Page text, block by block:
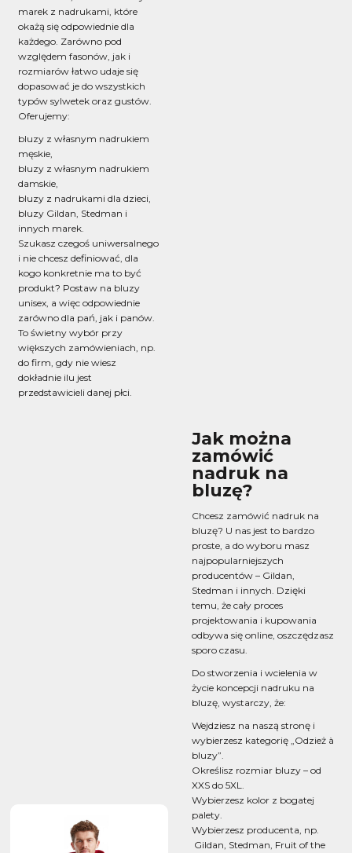
marek z nadrukami, które
okażą się odpowiednie dla
każdego. Zarówno pod
względem fasonów, jak i
rozmiarów łatwo udaje się
dopasować je do wszystkich
typów sylwetek oraz gustów.
Oferujemy:
bluzy z własnym nadrukiem
męskie,
bluzy z własnym nadrukiem
damskie,
bluzy z nadrukami dla dzieci,
bluzy Gildan, Stedman i
innych marek.
Szukasz czegoś uniwersalnego
i nie chcesz definiować, dla
kogo konkretnie ma to być
produkt? Postaw na bluzy
unisex, a więc odpowiednie
zarówno dla pań, jak i panów.
To świetny wybór przy
większych zamówieniach, np.
do firm, gdy nie wiesz
dokładnie ilu jest
przedstawicieli danej płci.
Jak można
zamówić
nadruk na
bluzę?
Chcesz zamówić nadruk na
bluzę? U nas jest to bardzo
proste, a do wyboru masz
najpopularniejszych
producentów – Gildan,
Stedman i innych. Dzięki
temu, że cały proces
projektowania i kupowania
odbywa się online, oszczędzasz
sporo czasu.
Do stworzenia i wcielenia w
życie koncepcji nadruku na
bluzę, wystarczy, że:
Wejdziesz na naszą stronę i
wybierzesz kategorię „Odzież à
bluzy”.
Określisz rozmiar bluzy – od
XXS do 5XL.
Wybierzesz kolor z bogatej
palety.
Wybierzesz producenta, np.
Gildan, Stedman, Fruit of the